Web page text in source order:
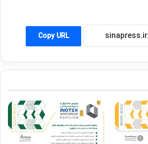
Copy URL